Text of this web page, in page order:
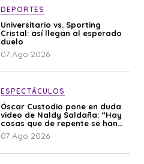
DEPORTES
Universitario vs. Sporting
Cristal: así llegan al esperado
duelo
07 Ago 2026
ESPECTÁCULOS
Óscar Custodio pone en duda
video de Naldy Saldaña: “Hay
cosas que de repente se han
editado”
07 Ago 2026